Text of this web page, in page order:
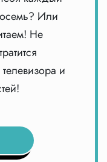
Или
Не
и